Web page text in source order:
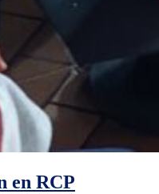
en RCP